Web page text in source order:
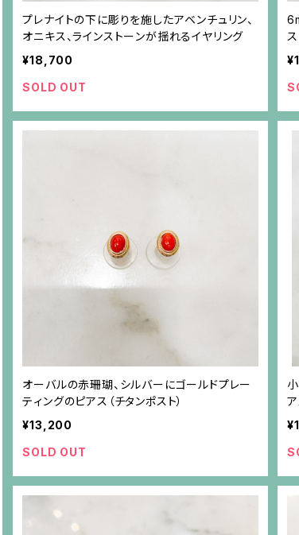
プレナイトの下に彫りを施したアベンチュリン、
オニキス、ラインストーンが揺れるイヤリング
¥18,700
SOLD OUT
ス
オーバルの赤珊瑚、シルバーにゴールドプレー
ティングのピアス（チタンポスト）
¥13,200
SOLD OUT